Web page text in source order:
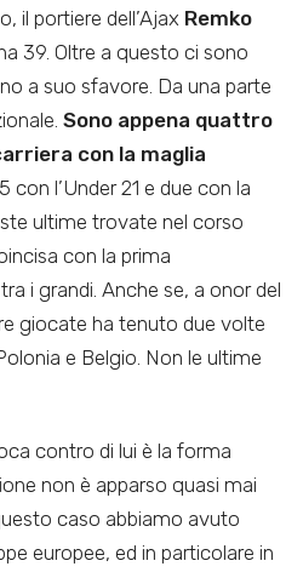
il portiere dell’Ajax Remko
39. Oltre a questo ci sono
a suo sfavore. Da una parte
Sono appena quattro
con la maglia
con l’Under 21 e due con la
ultime trovate nel corso
con la prima
i grandi. Anche se, a onor del
giocate ha tenuto due volte
e Belgio. Non le ultime
contro di lui è la forma
non è apparso quasi mai
caso abbiamo avuto
europee, ed in particolare in